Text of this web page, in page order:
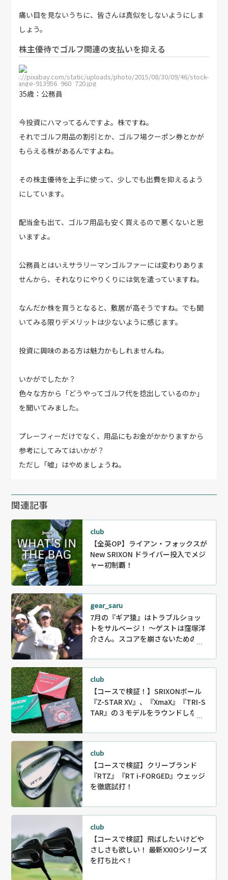
痛い目を見ないうちに、皆さんは真似をしないようにしま
しょう。
株主優待でゴルフ関連の支払いを抑える
https://pixabay.com/static/uploads/photo/2015/08/30/09/46/stock-
exchange-913956_960_720.jpg
35歳：公務員
今投資にハマってるんですよ。株ですね。
それでゴルフ用品の割引とか、ゴルフ場クーポン券とかが
もらえる株があるんですよね。
その株主優待を上手に使って、少しでも出費を抑えるよう
にしています。
配当金も出て、ゴルフ用品も安く買えるので悪くないと思
いますよ。
公務員とはいえサラリーマンゴルファーには変わりありま
せんから、それなりにやりくりには気を遣っていますね。
なんだか株を買うとなると、敷居が高そうですね。でも聞
いてみる限りデメリットは少ないように感じます。
投資に興味のある方は魅力かもしれませんね。
いかがでしたか？
色々な方から「どうやってゴルフ代を捻出しているのか」
を聞いてみました。
プレーフィーだけでなく、用品にもお金がかかりますから
参考にしてみてはいかが？
ただし「嘘」はやめましょうね。
関連記事
club
【全英OP】ライアン・フォックスが
New SRIXON ドライバー投入でメジ
ャー初制覇！
gear_saru
7月の『ギア猿』はトラブルショッ
トをサルベージ！ ～ゲストは窪塚洋
介さん。スコアを崩さないためのリ
club
【コースで検証！】SRIXONボール
『Z-STAR XV』、『XmaX』『TRI-S
TAR』の３モデルをラウンドしなが
club
【コースで検証】クリーブランド
『RTZ』『RT i-FORGED』ウェッジ
を徹底試打！
club
【コースで検証】飛ばしたいけどや
さしさも欲しい！ 最新XXIOシリーズ
を打ち比べ！